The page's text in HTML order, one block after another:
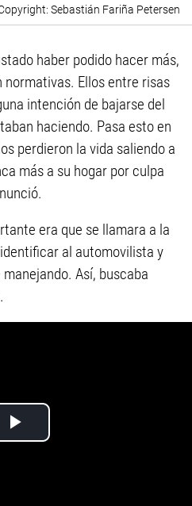
Sebastián Fariña Petersen
haber podido hacer más,
Ellos entre risas
intención de bajarse del
haciendo. Pasa esto en
perdieron la vida saliendo a
más a su hogar por culpa
era que se llamara a la
al automovilista y
Así, buscaba